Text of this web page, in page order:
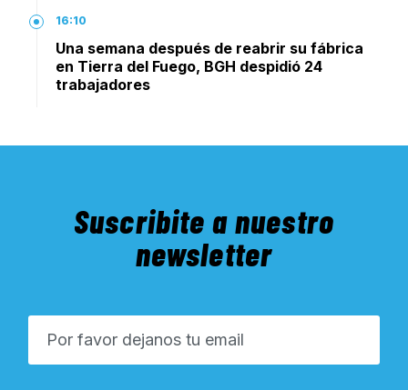
16:10
Una semana después de reabrir su fábrica
en Tierra del Fuego, BGH despidió 24
trabajadores
Suscribite a nuestro
newsletter